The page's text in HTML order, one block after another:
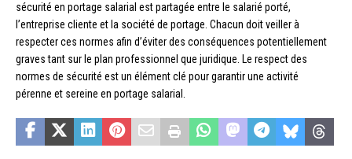
sécurité en portage salarial est partagée entre le salarié porté,
l’entreprise cliente et la société de portage. Chacun doit veiller à
respecter ces normes afin d’éviter des conséquences potentiellement
graves tant sur le plan professionnel que juridique. Le respect des
normes de sécurité est un élément clé pour garantir une activité
pérenne et sereine en portage salarial.